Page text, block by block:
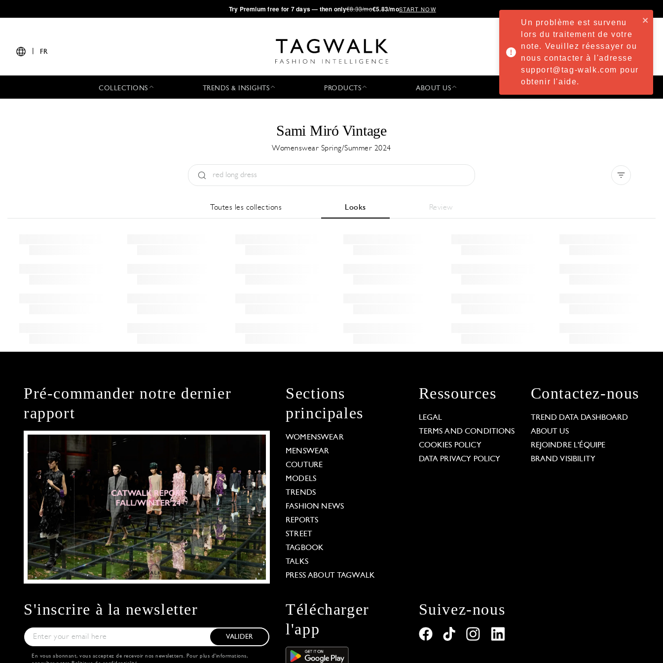
·Try Premium free for 7 days — then only€8.33/mo€5.83/moSTART NOW
FR
COLLECTIONS TRENDS & INSIGHTS PRODUCTS ABOUT US
Sami Miró Vintage
Womenswear Spring/Summer 2024
Toutes les collections Looks Review
Pré-commander notre dernier
rapport
Sections
principales
WOMENSWEAR
MENSWEAR
COUTURE
MODELS
TRENDS
FASHION NEWS
REPORTS
STREET
TAGBOOK
TALKS
PRESS ABOUT TAGWALK
Ressources
LEGAL
TERMS AND CONDITIONS
COOKIES POLICY
DATA PRIVACY POLICY
Contactez-nous
TREND DATA DASHBOARD
ABOUT US
REJOINDRE L'ÉQUIPE
BRAND VISIBILITY
S'inscrire à la newsletter
VALIDER
En vous abonnant, vous acceptez de recevoir nos newsletters. Pour plus d'informations,
Télécharger
l'app
Suivez-nous
Un problème est survenu
lors du traitement de votre
note. Veuillez réessayer ou
nous contacter à l'adresse
support@tag-walk.com pour
obtenir l'aide.